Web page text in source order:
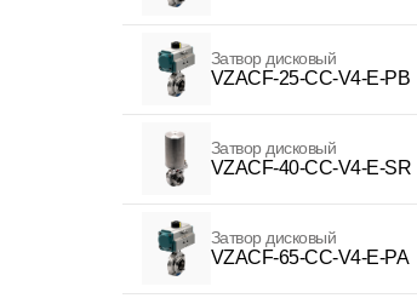
Затвор дисковый
VZACF-25-CC-V4-E-PB
Затвор дисковый
VZACF-40-CC-V4-E-SR
Затвор дисковый
VZACF-65-CC-V4-E-PA